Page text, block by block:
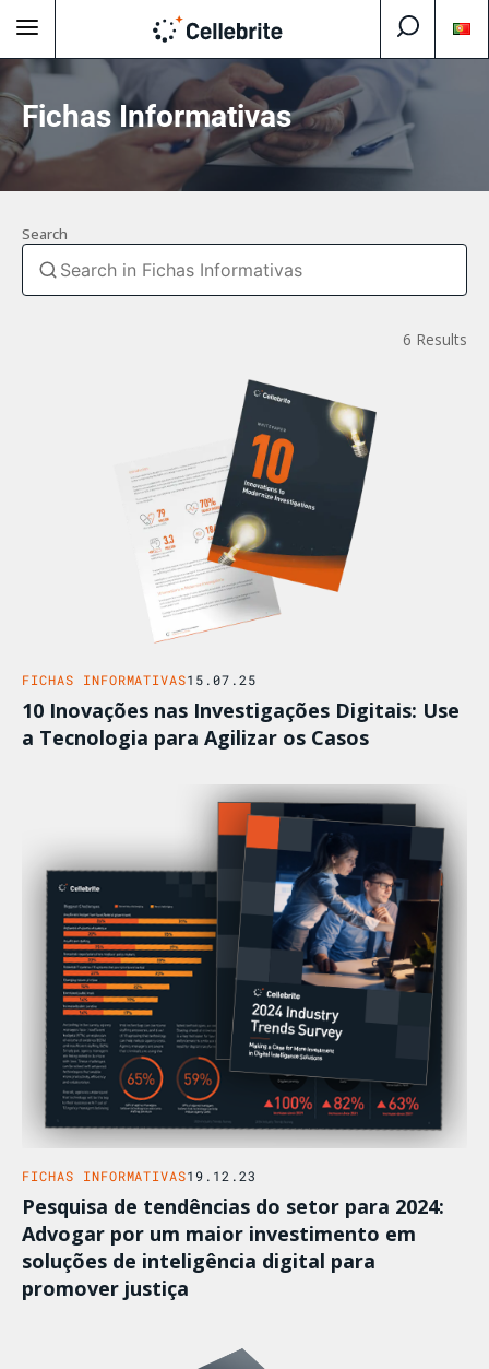
Fichas Informativas
Search
6 Results
FICHAS INFORMATIVAS15.07.25
10 Inovações nas Investigações Digitais: Use
a Tecnologia para Agilizar os Casos
FICHAS INFORMATIVAS19.12.23
Pesquisa de tendências do setor para 2024:
Advogar por um maior investimento em
soluções de inteligência digital para
promover justiça